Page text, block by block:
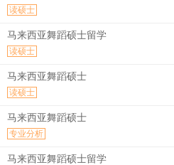
读硕士
马来西亚舞蹈硕士留学
读硕士
马来西亚舞蹈硕士
读硕士
马来西亚舞蹈硕士
专业分析
马来西亚舞蹈硕士留学